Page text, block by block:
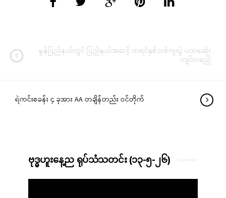
မွန်ပြည်နယ်တွင် ပြည်နယ်အဆင့် ကရင်နှစ်သစ်ကူးပွဲ ပထမဆုံး
ကျင်းပမည်
ရဲကင်းစခန်း ၄ ခုအား AA တချိန်တည်း ဝင်တိုက်
ဗုဒ္ဓဟူးနေ့ည ရုပ်သံသတင်း (၁၃-၅-၂၆)